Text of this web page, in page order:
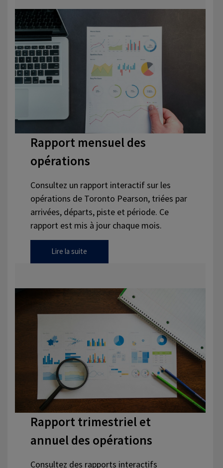
Rapport mensuel des
opérations
Consultez un rapport interactif sur les
opérations de Toronto Pearson, triées par
arrivées, départs, piste et période. Ce
rapport est mis à jour chaque mois.
Lire la suite
Rapport trimestriel et
annuel des opérations
Consultez des rapports interactifs